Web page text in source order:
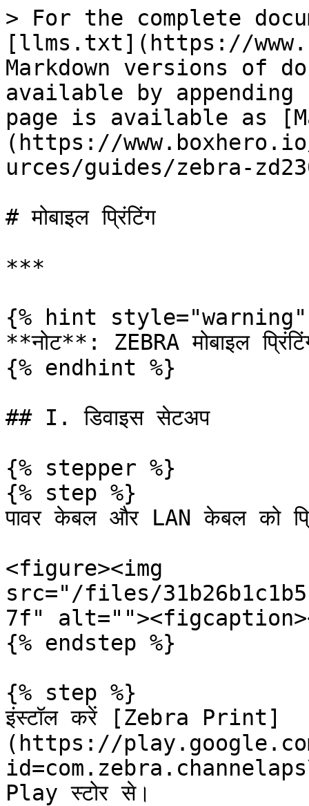
> For the complete
[llms.txt](https://
Markdown versions of
available by
page is available as
(https://
urces/guides/zebra-
# मोबाइल प्रिंटिंग
***
{% hint style="warning"
**नोट**: ZEBRA मोबाइल
{% endhint %}
## I. डिवाइस सेटअप
{% stepper %}
{% step %}
पावर केबल और LAN केबल को
<figure><img
src="/files/
7f"
{% endstep %}
{% step %}
इंस्टॉल करें [Zebra Print]
(https://
Play स्टोर से।